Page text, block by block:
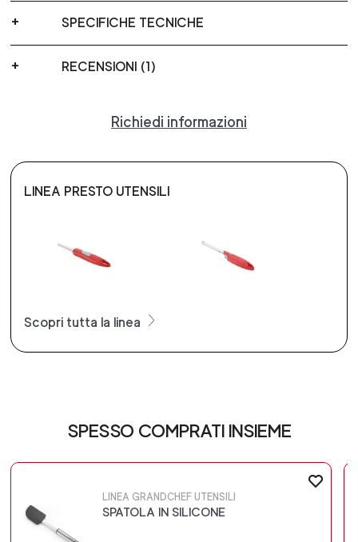
SPECIFICHE TECNICHE
RECENSIONI (1)
Richiedi informazioni
LINEA PRESTO UTENSILI
Scopri tutta la linea
SPESSO COMPRATI INSIEME
LINEA GRANDCHEF UTENSILI
SPATOLA IN SILICONE